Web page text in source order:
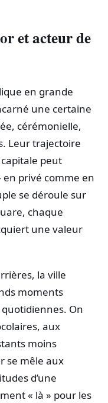
et acteur de
en grande
une certaine
cérémonielle,
Leur trajectoire
peut
privé comme en
se déroule sur
chaque
une valeur
la ville
moments
On
aux
moins
se mêle aux
d’une
« là » pour les